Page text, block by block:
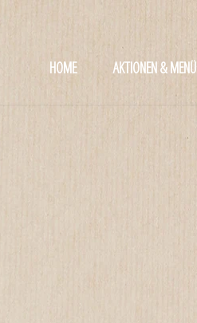
HOME AKTIONEN & MENÜ